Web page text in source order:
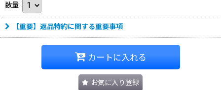
数量:
【重要】返品特約に関する重要事項
カートに入れる
お気に入り登録